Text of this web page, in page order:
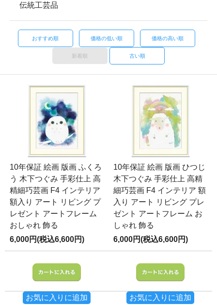
伝統工芸品
おすすめ順 価格の低い順 価格の高い順
新着順 古い順
10年保証 絵画 版画 ふくろ
う 木下つぐみ 手彩仕上 高
精細巧芸画 F4 インテリア
額入り アート リビング プ
レゼント アートフレーム
おしゃれ 飾る
6,000円(税込6,600円)
お気に入りに追加
10年保証 絵画 版画 ひつじ
木下つぐみ 手彩仕上 高精
細巧芸画 F4 インテリア 額
入り アート リビング プレ
ゼント アートフレーム お
しゃれ 飾る
6,000円(税込6,600円)
お気に入りに追加